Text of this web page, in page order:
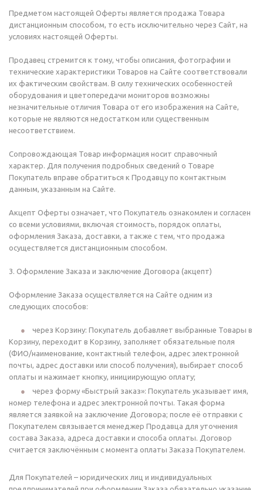
Предметом настоящей Оферты является продажа Товара
дистанционным способом, то есть исключительно через Сайт, на
условиях настоящей Оферты.
Продавец стремится к тому, чтобы описания, фотографии и
технические характеристики Товаров на Сайте соответствовали
их фактическим свойствам. В силу технических особенностей
оборудования и цветопередачи мониторов возможны
незначительные отличия Товара от его изображения на Сайте,
которые не являются недостатком или существенным
несоответствием.
Сопровождающая Товар информация носит справочный
характер. Для получения подробных сведений о Товаре
Покупатель вправе обратиться к Продавцу по контактным
данным, указанным на Сайте.
Акцепт Оферты означает, что Покупатель ознакомлен и согласен
со всеми условиями, включая стоимость, порядок оплаты,
оформления Заказа, доставки, а также с тем, что продажа
осуществляется дистанционным способом.
3. Оформление Заказа и заключение Договора (акцепт)
Оформление Заказа осуществляется на Сайте одним из
следующих способов:
через Корзину: Покупатель добавляет выбранные Товары в
Корзину, переходит в Корзину, заполняет обязательные поля
(ФИО/наименование, контактный телефон, адрес электронной
почты, адрес доставки или способ получения), выбирает способ
оплаты и нажимает кнопку, инициирующую оплату;
через форму «Быстрый заказ»: Покупатель указывает имя,
номер телефона и адрес электронной почты. Такая форма
является заявкой на заключение Договора; после её отправки с
Покупателем связывается менеджер Продавца для уточнения
состава Заказа, адреса доставки и способа оплаты. Договор
считается заключённым с момента оплаты Заказа Покупателем.
Для Покупателей – юридических лиц и индивидуальных